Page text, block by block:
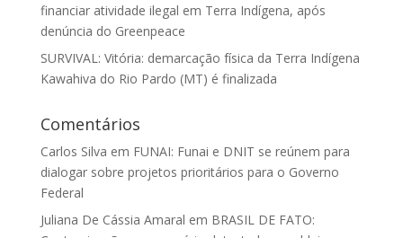
financiar atividade ilegal em Terra Indígena, após
denúncia do Greenpeace
SURVIVAL: Vitória: demarcação física da Terra Indígena
Kawahiva do Rio Pardo (MT) é finalizada
Comentários
Carlos Silva em FUNAI: Funai e DNIT se reúnem para
dialogar sobre projetos prioritários para o Governo
Federal
Juliana De Cássia Amaral em BRASIL DE FATO: